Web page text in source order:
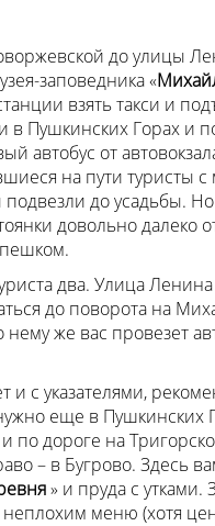
до улицы
заповедника «
взять такси и
в Пушкинских Горах и
автобус от
на пути туристы
подвезли до усадьбы.
довольно далеко
два. Улица
до поворота на
же вас провезет
и с указателями,
еще в Пушкинских
дороге на
– в Бугрово. Здесь
» и пруда с утками.
неплохим меню (хотя